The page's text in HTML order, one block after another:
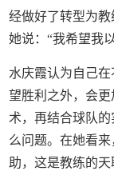
经做好了转型为教
她说：“我希望我
水庆霞认为自己
望胜利之外，会
术，再结合球队
么问题。在她看
助，这是教练的天